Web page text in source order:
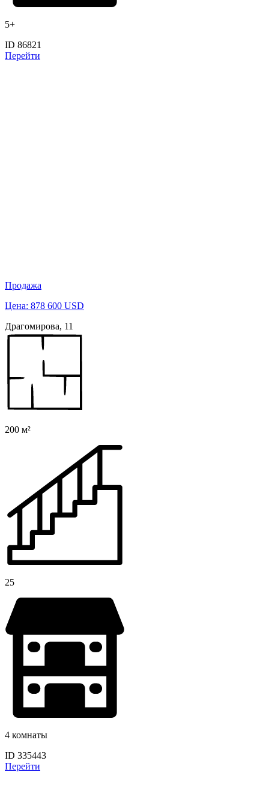
5+
ID 86821
Перейти
Продажа
Цена: 878 600 USD
Драгомирова, 11
200 м²
25
4 комнаты
ID 335443
Перейти